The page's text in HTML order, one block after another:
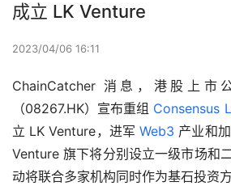
成立 LK Venture
2023/04/06 16:11
ChainCatcher 消息，港股上市
（08267.HK）宣布重组 Consensus
立 LK Venture，进军 Web3 产业和
Venture 旗下将分别设立一级市场和
动将联合多家机构同时作为基石投资方